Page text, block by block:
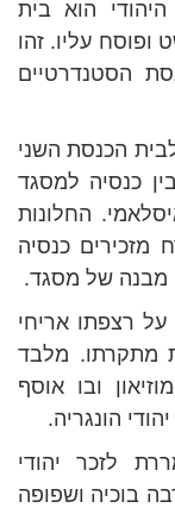
הוא בית
ופוסח עליו. זהו
הסטנדרטיים
הכנסת השני
כנסיה למסגד
החלונות
מזכירים כנסיה
מבנה של מסגד.
רצפתו אריחי
מתקרתו. מלבד
ובו אוסף
הונגריה.
לזכר יהודי
בוכיה ושפופה